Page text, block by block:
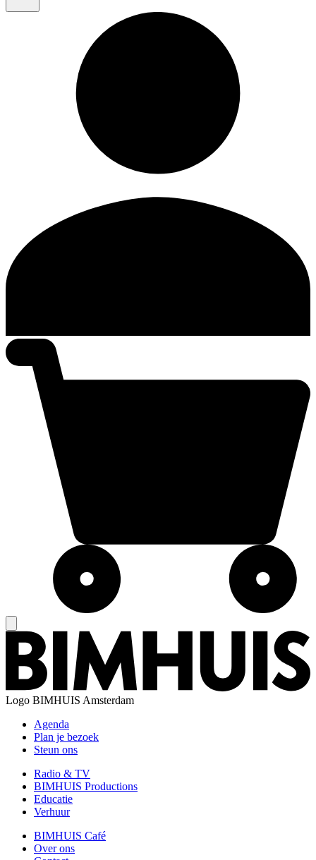
Logo BIMHUIS Amsterdam
Agenda
Plan je bezoek
Steun ons
Radio & TV
BIMHUIS Productions
Educatie
Verhuur
BIMHUIS Café
Over ons